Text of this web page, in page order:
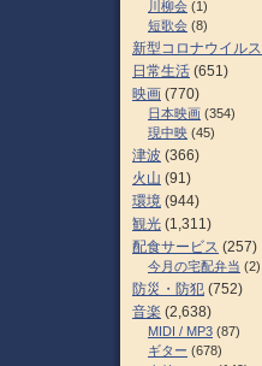
川柳会 (1)
短歌会 (8)
新型コロナウイルス
日常生活 (651)
映画 (770)
日本映画 (354)
現中映 (45)
津波 (366)
火山 (91)
環境 (944)
観光 (1,311)
配食サービス (257)
今月の宅配弁当 (2)
防災・防犯 (752)
音楽 (2,638)
MIDI / MP3 (87)
ギター (678)